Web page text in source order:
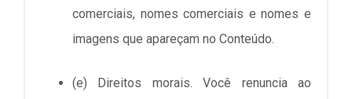
comerciais, nomes comerciais e nomes e
imagens que apareçam no Conteúdo.
(e) Direitos morais. Você renuncia ao